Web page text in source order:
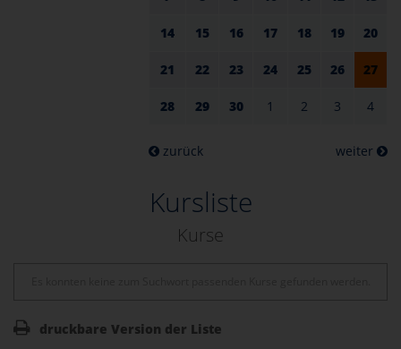
14 15 16 17 18 19 20
21 22 23 24 25 26 27
28 29 30 1 2 3 4
zurück weiter
Kursliste
Kurse
druckbare Version der Liste